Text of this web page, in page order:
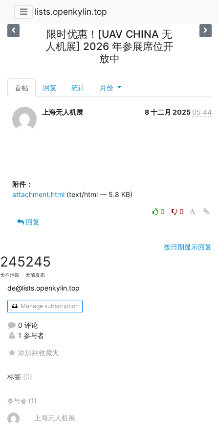
lists.openkylin.top
限时优惠！[UAV CHINA 无
人机展] 2026 年参展席位开
放中
首帖 回复 统计 月份
上海无人机展 8 十二月 2025 05:44
附件：
attachment.html (text/html — 5.8 KB)
0
0
回复
按日期显示回复
245
天不活跃
245
天前发布
de@lists.openkylin.top
Manage subscription
0 评论
1 参与者
添加到收藏夹
标签 (0)
参与者 (1)
上海无人机展